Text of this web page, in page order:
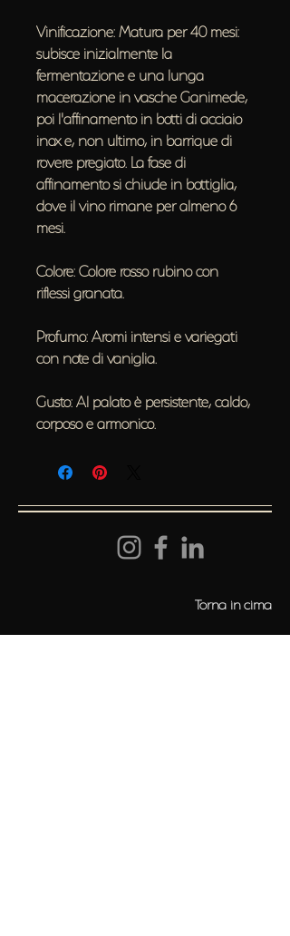
Vinificazione: Matura per 40 mesi:
subisce inizialmente la
fermentazione e una lunga
macerazione in vasche Ganimede,
poi l'affinamento in botti di acciaio
inox e, non ultimo, in barrique di
rovere pregiato. La fase di
affinamento si chiude in bottiglia,
dove il vino rimane per almeno 6
mesi.
Colore: Colore rosso rubino con
riflessi granata.
Profumo: Aromi intensi e variegati
con note di vaniglia.
Gusto: Al palato è persistente, caldo,
corposo e armonico.
Torna in cima